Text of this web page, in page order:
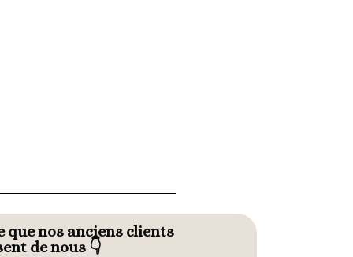
que nos anciens clients
de nous 👇